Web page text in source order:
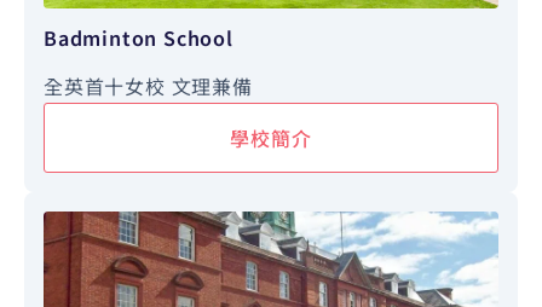
Badminton School
全英首十女校 文理兼備
學校簡介